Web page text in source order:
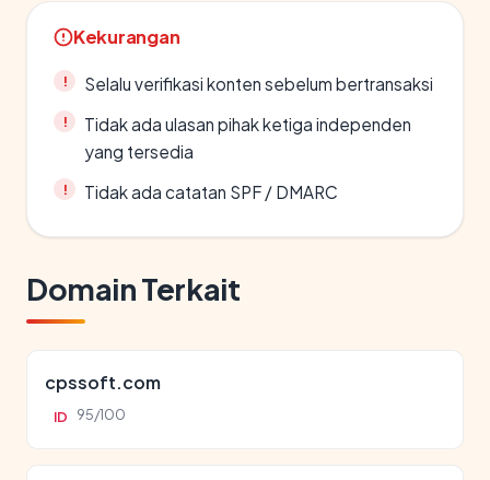
Kekurangan
Selalu verifikasi konten sebelum bertransaksi
Tidak ada ulasan pihak ketiga independen
yang tersedia
Tidak ada catatan SPF / DMARC
Domain Terkait
cpssoft.com
ID 95/100